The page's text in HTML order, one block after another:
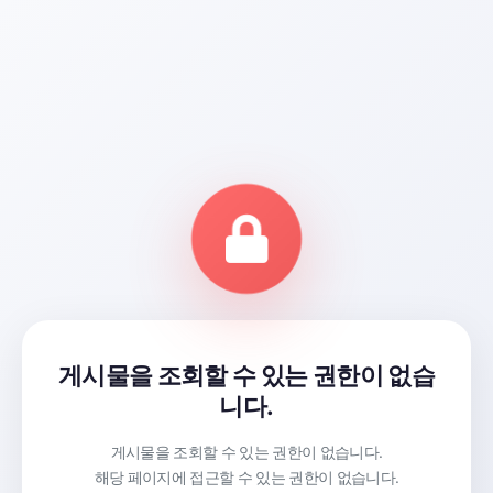
게시물을 조회할 수 있는 권한이 없습
니다.
게시물을 조회할 수 있는 권한이 없습니다.
해당 페이지에 접근할 수 있는 권한이 없습니다.